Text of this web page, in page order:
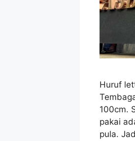
Huruf
100cm.
pakai
pula.